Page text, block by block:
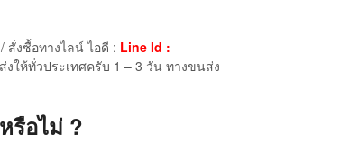
/ สั่งซื้อทางไลน์ ไอดี : Line Id :
งให้ทั่วประเทศครับ 1 – 3 วัน ทางขนส่ง
รือไม่ ?